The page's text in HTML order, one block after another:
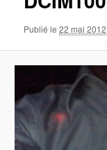
Publié le22 mai 2012